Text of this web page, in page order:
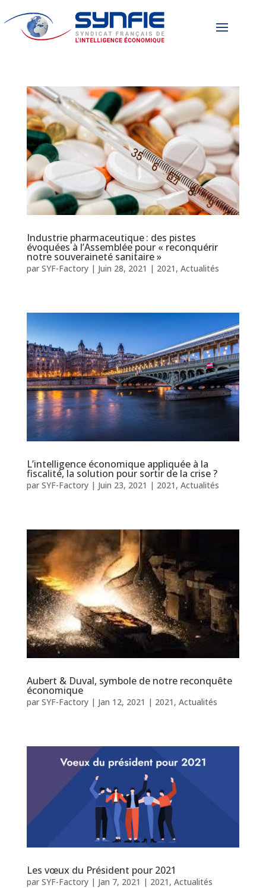
Industrie pharmaceutique : des pistes
évoquées à l’Assemblée pour « reconquérir
notre souveraineté sanitaire »
par SYF-Factory| Juin 28, 2021 | 2021 , Actualités
L’intelligence économique appliquée à la
fiscalité, la solution pour sortir de la crise ?
par SYF-Factory| Juin 23, 2021 | 2021 , Actualités
Aubert & Duval, symbole de notre reconquête
économique
par SYF-Factory| Jan 12, 2021 | 2021 , Actualités
Les vœux du Président pour 2021
par SYF-Factory| Jan 7, 2021 | 2021 , Actualités